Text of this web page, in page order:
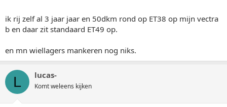
ik rij zelf al 3 jaar jaar en 50dkm rond op ET38 op mijn vectra
b en daar zit standaard ET49 op.
en mn wiellagers mankeren nog niks.
L lucas-
Komt weleens kijken